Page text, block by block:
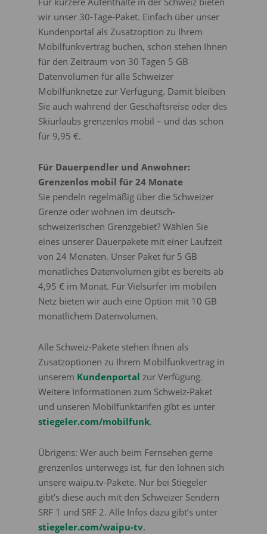
wir unser 30-Tage-Paket. Einfach über unser
Kundenportal als Zusatzoption zu Ihrem
Mobilfunkvertrag buchen, schon stehen Ihnen
für den Zeitraum von 30 Tagen 5 GB
Datenvolumen für alle Schweizer
Mobilfunknetze zur Verfügung. Damit bleiben
Sie auch während der Geschäftsreise oder des
Skiurlaubs grenzenlos mobil – und das schon
für 9,95 €.
Für Dauerpendler und Anwohner:
Grenzenlos mobil für 24 Monate
Sie pendeln regelmäßig über die Schweizer
Grenze oder wohnen im deutsch-
schweizerischen Grenzgebiet? Wählen Sie
eines unserer Dauerpakete mit einer Laufzeit
von 24 Monaten. Unser Paket für 5 GB
monatliches Datenvolumen gibt es bereits ab
4,95 € im Monat. Für Vielsurfer im mobilen
Netz bieten wir auch eine Option mit 10 GB
monatlichem Datenvolumen.
Alle Schweiz-Pakete stehen Ihnen als
Zusatzoptionen zu Ihrem Mobilfunkvertrag in
unserem Kundenportal zur Verfügung.
Weitere Informationen zum Schweiz-Paket
und unseren Mobilfunktarifen gibt es unter
stiegeler.com/mobilfunk.
Übrigens: Wer auch beim Fernsehen gerne
grenzenlos unterwegs ist, für den lohnen sich
unsere waipu.tv-Pakete. Nur bei Stiegeler
gibt’s diese auch mit den Schweizer Sendern
SRF 1 und SRF 2. Alle Infos dazu gibt’s unter
stiegeler.com/waipu-tv.